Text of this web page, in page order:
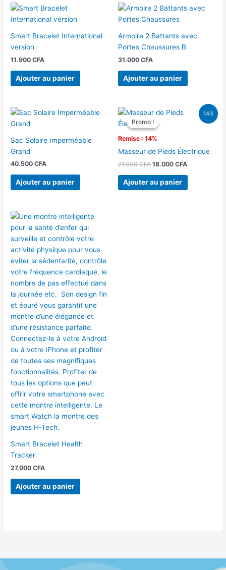
Smart Bracelet International
version
11.900CFA
Ajouter au panier
Armoire 2 Battants avec
Portes Chaussures B
31.000 CFA
Ajouter au panier
Sac Solaire Imperméable
Grand
40.500CFA
Ajouter au panier
14%
Promo !
Remise : 14%
Promo !
Masseur de Pieds Électrique
21.000CFA
Le
prix
initial
était :
21.000 CFA.
18.000 CFA
Ajouter au panier
Smart Bracelet Health
Tracker
27.000CFA
Ajouter au panier